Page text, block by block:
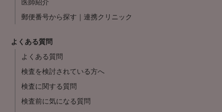
医師紹介
郵便番号から探す｜連携クリニック
よくある質問
よくある質問
検査を検討されている方へ
検査に関する質問
検査前に気になる質問